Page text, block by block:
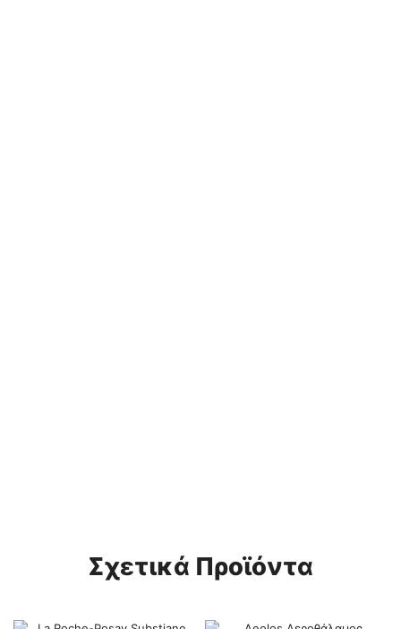
Σχετικά Προϊόντα